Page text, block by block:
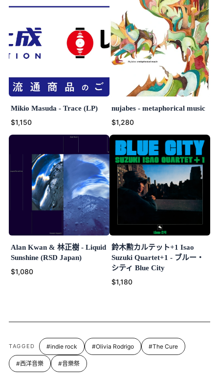
Mikio Masuda - Trace (LP)
$1,150
nujabes - metaphorical music
$1,280
Alan Kwan & 林正樹 - Liquid
Sunshine (RSD Japan)
$1,080
鈴木勲カルテット+1 Isao
Suzuki Quartet+1 - ブルー・
シティ Blue City
$1,180
TAGGED #indie rock #Olivia Rodrigo #The Cure
#西洋音樂 #音樂祭